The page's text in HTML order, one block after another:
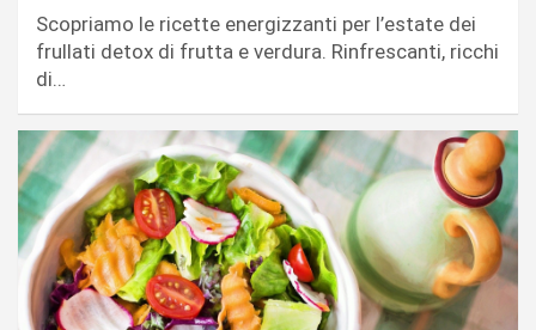
Scopriamo le ricette energizzanti per l’estate dei
frullati detox di frutta e verdura. Rinfrescanti, ricchi
di…